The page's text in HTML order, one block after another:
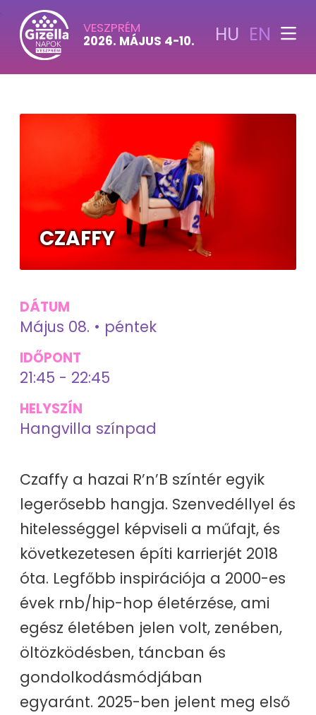
">
VESZPRÉM
2026. MÁJUS 4-10. HU EN
CZAFFY
DÁTUM
Május 08. • péntek
IDŐPONT
21:45 - 22:45
HELYSZÍN
Hangvilla színpad
Czaffy a hazai R’n’B színtér egyik
legerősebb hangja. Szenvedéllyel és
hitelességgel képviseli a műfajt, és
következetesen építi karrierjét 2018
óta. Legfőbb inspirációja a 2000-es
évek rnb/hip-hop életérzése, ami
egész életében jelen volt, zenében,
öltözködésben, táncban és
gondolkodásmódjában
egyaránt. 2025-ben jelent meg első